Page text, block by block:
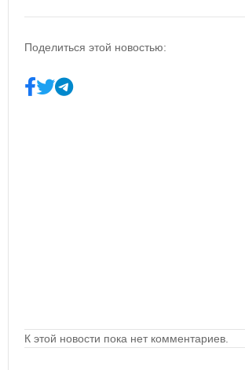
Поделиться этой новостью:
К этой новости пока нет комментариев.